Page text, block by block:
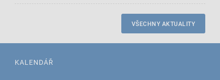
VŠECHNY AKTUALITY
KALENDÁŘ